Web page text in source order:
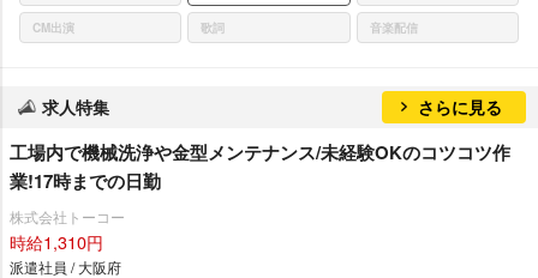
CM出演 歌詞 音楽配信
求人特集 さらに見る
工場内で機械洗浄や金型メンテナンス/未経験OKのコツコツ作
業!17時までの日勤
株式会社トーコー
時給1,310円
派遣社員 / 大阪府